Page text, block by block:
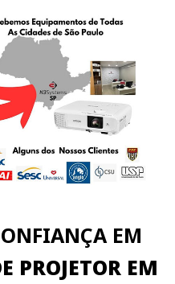
EM
PROJETOR EM